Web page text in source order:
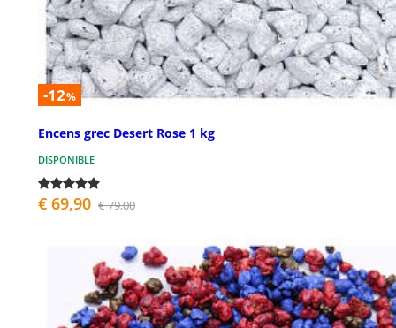
-12%
Encens grec Desert Rose 1 kg
DISPONIBLE
€ 69,90 € 79,00